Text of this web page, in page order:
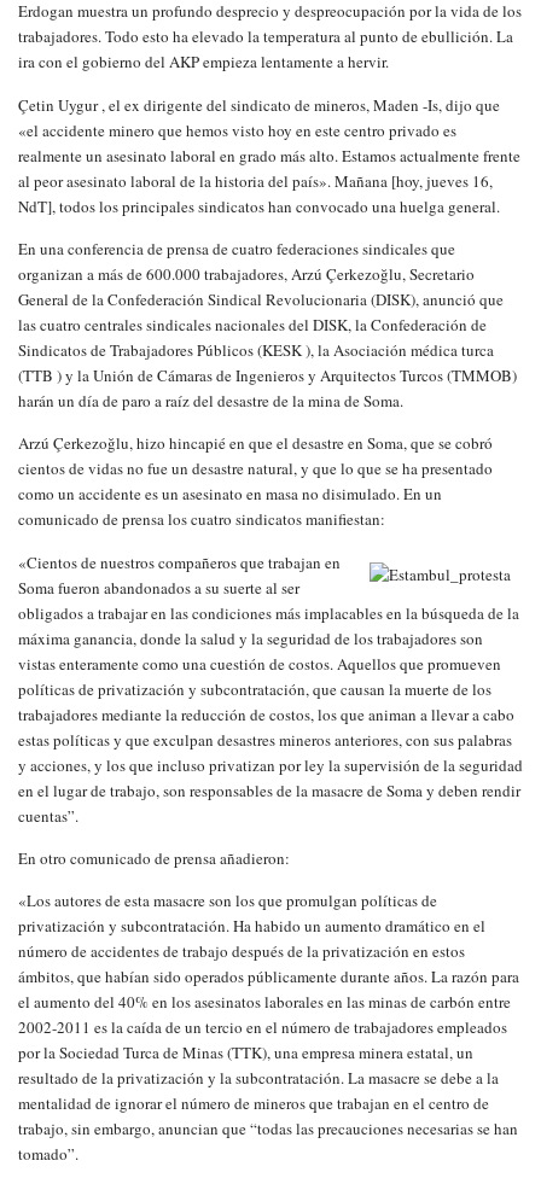
Erdogan muestra un profundo desprecio y despreocupación por la vida de los
trabajadores. Todo esto ha elevado la temperatura al punto de ebullición. La
ira con el gobierno del AKP empieza lentamente a hervir.
Çetin Uygur , el ex dirigente del sindicato de mineros, Maden -Is, dijo que
«el accidente minero que hemos visto hoy en este centro privado es
realmente un asesinato laboral en grado más alto. Estamos actualmente frente
al peor asesinato laboral de la historia del país». Mañana [hoy, jueves 16,
NdT], todos los principales sindicatos han convocado una huelga general.
En una conferencia de prensa de cuatro federaciones sindicales que
organizan a más de 600.000 trabajadores, Arzú Çerkezoğlu, Secretario
General de la Confederación Sindical Revolucionaria (DISK), anunció que
las cuatro centrales sindicales nacionales del DISK, la Confederación de
Sindicatos de Trabajadores Públicos (KESK ), la Asociación médica turca
(TTB ) y la Unión de Cámaras de Ingenieros y Arquitectos Turcos (TMMOB)
harán un día de paro a raíz del desastre de la mina de Soma.
Arzú Çerkezoğlu, hizo hincapié en que el desastre en Soma, que se cobró
cientos de vidas no fue un desastre natural, y que lo que se ha presentado
como un accidente es un asesinato en masa no disimulado. En un
comunicado de prensa los cuatro sindicatos manifiestan:
«Cientos de nuestros compañeros que trabajan en
Soma fueron abandonados a su suerte al ser
obligados a trabajar en las condiciones más implacables en la búsqueda de la
máxima ganancia, donde la salud y la seguridad de los trabajadores son
vistas enteramente como una cuestión de costos. Aquellos que promueven
políticas de privatización y subcontratación, que causan la muerte de los
trabajadores mediante la reducción de costos, los que animan a llevar a cabo
estas políticas y que exculpan desastres mineros anteriores, con sus palabras
y acciones, y los que incluso privatizan por ley la supervisión de la seguridad
en el lugar de trabajo, son responsables de la masacre de Soma y deben rendir
cuentas”.
En otro comunicado de prensa añadieron:
«Los autores de esta masacre son los que promulgan políticas de
privatización y subcontratación. Ha habido un aumento dramático en el
número de accidentes de trabajo después de la privatización en estos
ámbitos, que habían sido operados públicamente durante años. La razón para
el aumento del 40% en los asesinatos laborales en las minas de carbón entre
2002-2011 es la caída de un tercio en el número de trabajadores empleados
por la Sociedad Turca de Minas (TTK), una empresa minera estatal, un
resultado de la privatización y la subcontratación. La masacre se debe a la
mentalidad de ignorar el número de mineros que trabajan en el centro de
trabajo, sin embargo, anuncian que “todas las precauciones necesarias se han
tomado”.